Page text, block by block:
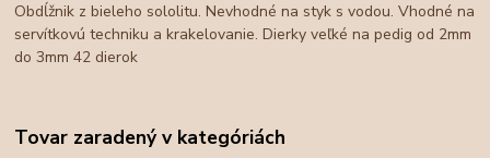
Obdĺžnik z bieleho sololitu. Nevhodné na styk s vodou. Vhodné na
servítkovú techniku a krakelovanie. Dierky veľké na pedig od 2mm
do 3mm 42 dierok
Tovar zaradený v kategóriách